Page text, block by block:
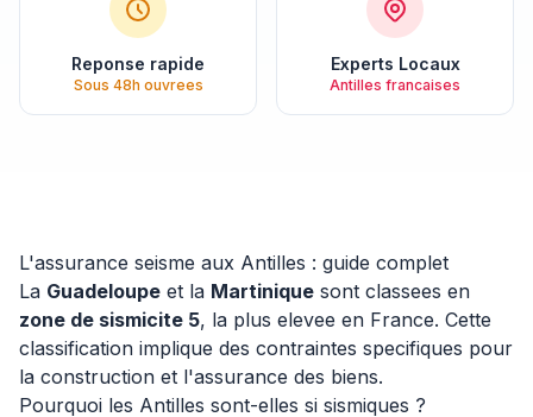
Reponse rapide
Sous 48h ouvrees
Experts Locaux
Antilles francaises
L'assurance seisme aux Antilles : guide complet
La Guadeloupe et la Martinique sont classees en
zone de sismicite 5, la plus elevee en France. Cette
classification implique des contraintes specifiques pour
la construction et l'assurance des biens.
Pourquoi les Antilles sont-elles si sismiques ?